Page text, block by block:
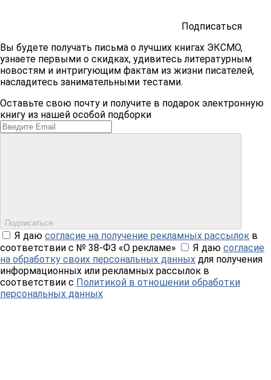
Подписаться
Вы будете получать письма о лучших книгах ЭКСМО,
узнаете первыми о скидках, удивитесь литературным
новостям и интригующим фактам из жизни писателей,
насладитесь занимательными тестами.
Оставьте свою почту и получите в подарок электронную
книгу из нашей особой подборки
Подписаться
Я даю согласие на получение рекламных рассылок в
соответствии с № 38-ФЗ «О рекламе»
Я даю согласие
на обработку своих персональных данных для получения
информационных или рекламных рассылок в
соответствии с Политикой в отношении обработки
персональных данных